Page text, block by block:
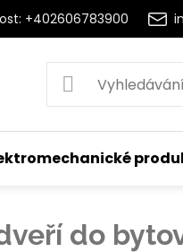
+402606783900
do